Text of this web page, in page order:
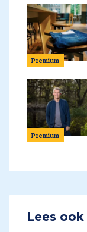
Premium
Premium
Lees ook